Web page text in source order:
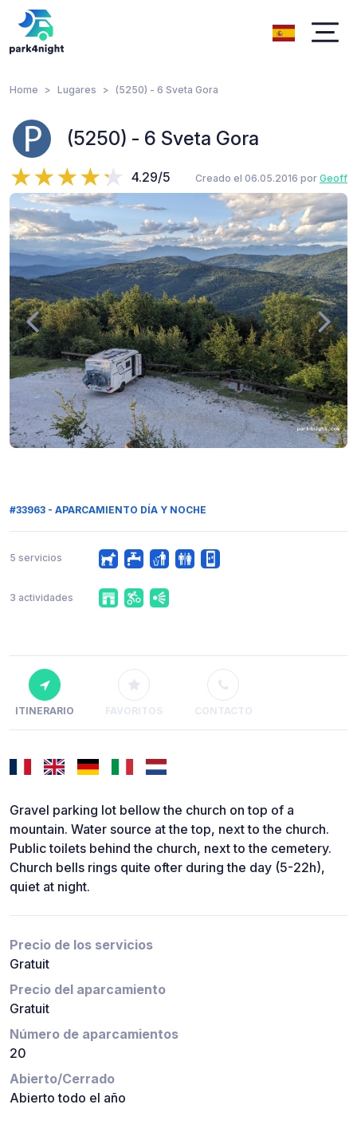
Home Lugares (5250) - 6 Sveta Gora
(5250) - 6 Sveta Gora
4.29/5 Creado el 06.05.2016 por Geoff
#33963 - APARCAMIENTO DÍA Y NOCHE
5 servicios
3 actividades
ITINERARIO FAVORITOS CONTACTO
Gravel parking lot bellow the church on top of a
mountain. Water source at the top, next to the church.
Public toilets behind the church, next to the cemetery.
Church bells rings quite ofter during the day (5-22h),
quiet at night.
Precio de los servicios
Gratuit
Precio del aparcamiento
Gratuit
Número de aparcamientos
20
Abierto/Cerrado
Abierto todo el año